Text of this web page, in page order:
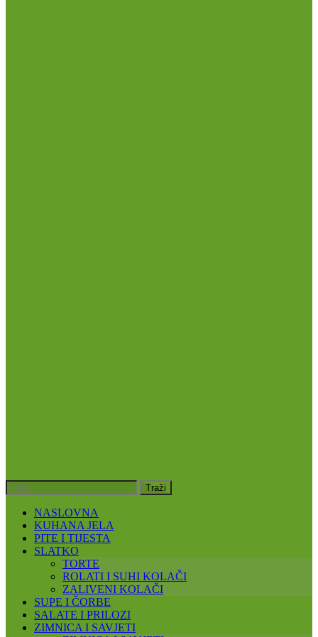
NASLOVNA
KUHANA JELA
PITE I TIJESTA
SLATKO
TORTE
ROLATI I SUHI KOLAČI
ZALIVENI KOLAČI
SUPE I ČORBE
SALATE I PRILOZI
ZIMNICA I SAVJETI